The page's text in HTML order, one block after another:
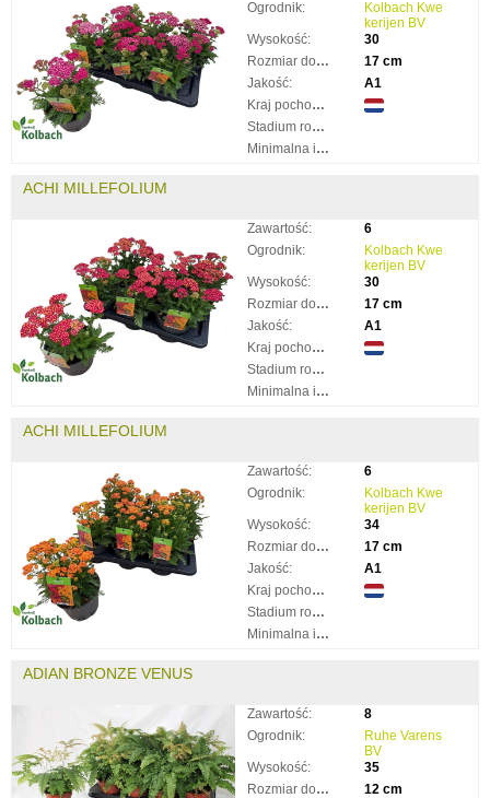
Ogrodnik:
Kolbach Kwe
kerijen BV
Wysokość:
30
Rozmiar doniczki:
17 cm
Jakość:
A1
Kraj pochodzenia:
Stadium rozkwitnięcia:
Minimalna ilość taków:
ACHI MILLEFOLIUM
Zawartość:
6
Ogrodnik:
Kolbach Kwe
kerijen BV
Wysokość:
30
Rozmiar doniczki:
17 cm
Jakość:
A1
Kraj pochodzenia:
Stadium rozkwitnięcia:
Minimalna ilość taków:
ACHI MILLEFOLIUM
Zawartość:
6
Ogrodnik:
Kolbach Kwe
kerijen BV
Wysokość:
34
Rozmiar doniczki:
17 cm
Jakość:
A1
Kraj pochodzenia:
Stadium rozkwitnięcia:
Minimalna ilość taków:
ADIAN BRONZE VENUS
Zawartość:
8
Ogrodnik:
Ruhe Varens
BV
Wysokość:
35
Rozmiar doniczki:
12 cm